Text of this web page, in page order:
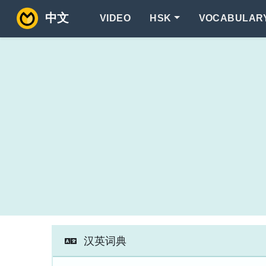
中文 VIDEO HSK
汉英词典